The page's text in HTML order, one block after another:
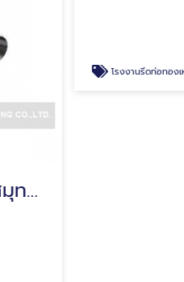
โรงงานผลิตท่อแอร์ สมุทรปราการ